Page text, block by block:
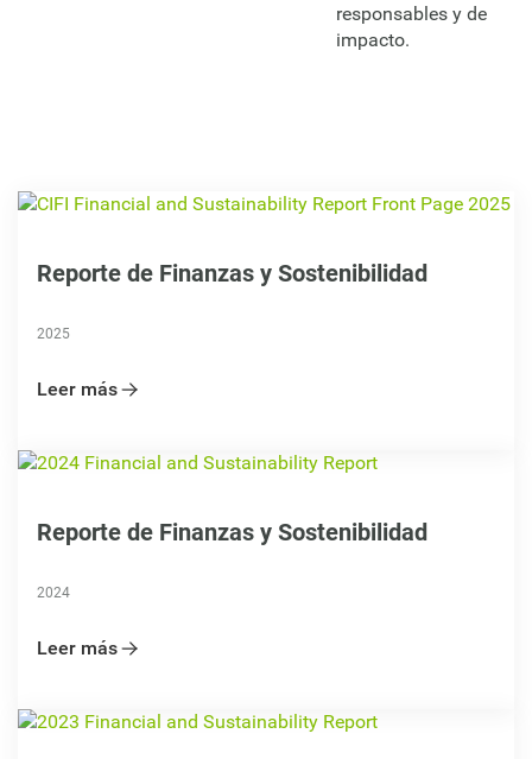
responsables y de
impacto.
Reporte de Finanzas y Sostenibilidad
2025
Leer más
Reporte de Finanzas y Sostenibilidad
2024
Leer más